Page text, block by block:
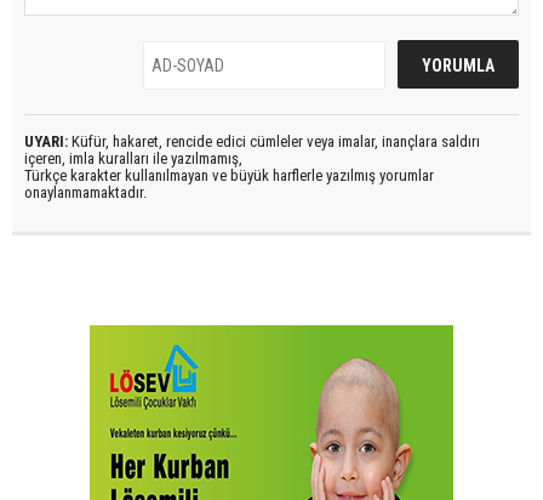
UYARI: Küfür, hakaret, rencide edici cümleler veya imalar, inançlara saldırı
içeren, imla kuralları ile yazılmamış,
Türkçe karakter kullanılmayan ve büyük harflerle yazılmış yorumlar
onaylanmamaktadır.